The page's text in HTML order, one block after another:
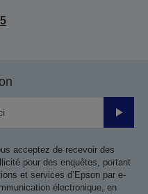
Valider
acceptez de recevoir des
pour des enquêtes, portant
et services d’Epson par e-
électronique, en